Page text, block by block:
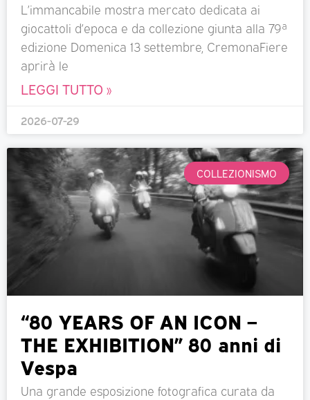
L’immancabile mostra mercato dedicata ai
giocattoli d’epoca e da collezione giunta alla 79ª
edizione Domenica 13 settembre, CremonaFiere
aprirà le
LEGGI TUTTO »
2026-07-29
COLLEZIONISMO
“80 YEARS OF AN ICON –
THE EXHIBITION” 80 anni di
Vespa
Una grande esposizione fotografica curata da